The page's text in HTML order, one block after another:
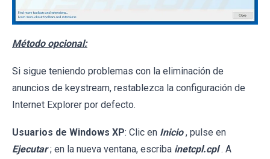
Método opcional:
Si sigue teniendo problemas con la eliminación de
anuncios de keystream, restablezca la configuración de
Internet Explorer por defecto.
Usuarios de Windows XP: Clic en Inicio , pulse en
Ejecutar ; en la nueva ventana, escriba inetcpl.cpl . A